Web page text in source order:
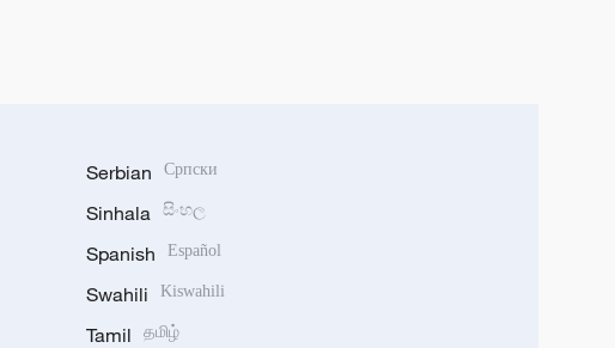
Serbian Српски
Sinhala සිංහල
Spanish Español
Swahili Kiswahili
Tamil தமிழ்